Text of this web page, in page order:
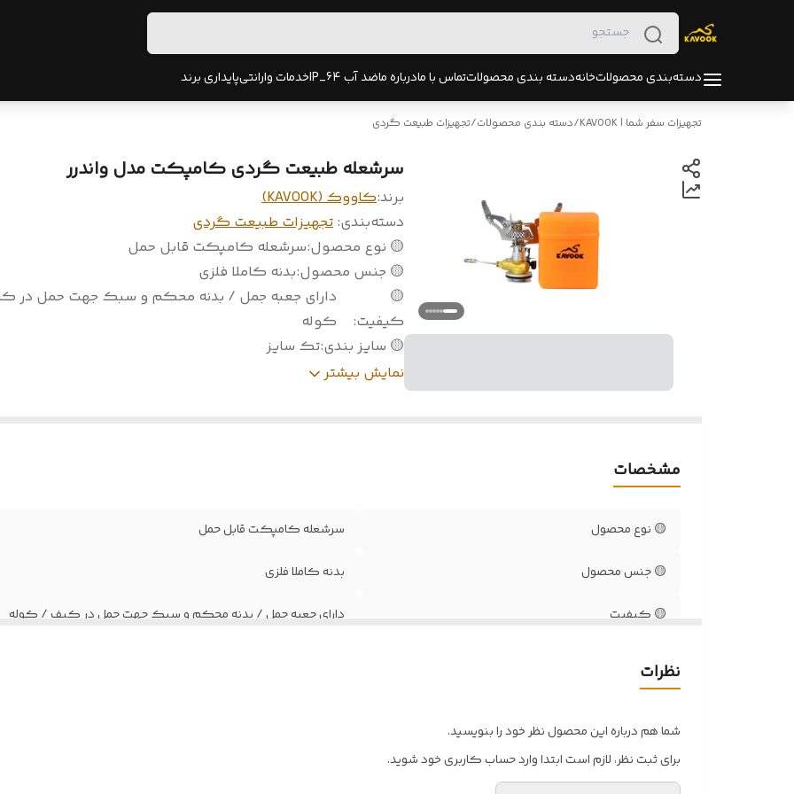
دسته‌بندی محصولاتخانهدسته بندی محصولاتتماس با مادرباره ماضد آب IP_64 خدمات وارانتیپایداری برند
تجهیزات سفر شما | KAVOOK /دسته بندی محصولات/تجهیزات طبیعت گردی
سرشعله طبیعت گردی کامپکت مدل واندرر
برند:کاووک (KAVOOK)
دسته‌بندی: تجهیزات طبیعت گردی
🟡 نوع محصول:سرشعله کامپکت قابل حمل
🟡 جنس محصول:بدنه کاملا فلزی
🟡
کیفیت:
دارای جعبه جمل / بدنه محکم و سبک جهت حمل در
کوله
🟡 سایز بندی:تک سایز
🟡 قابل
نمایش بیشتر
مشخصات
🟡 نوع محصول سرشعله کامپکت قابل حمل
🟡 جنس محصول بدنه کاملا فلزی
🟡 کیفیت دارای جعبه جمل / بدنه محکم و سبک جهت حمل در کیف / کوله
🟡طریقه مصرف
🟡رنگ بندی
نظرات
شما هم درباره این محصول نظر خود را بنویسید.
برای ثبت نظر، لازم است ابتدا وارد حساب کاربری خود شوید.